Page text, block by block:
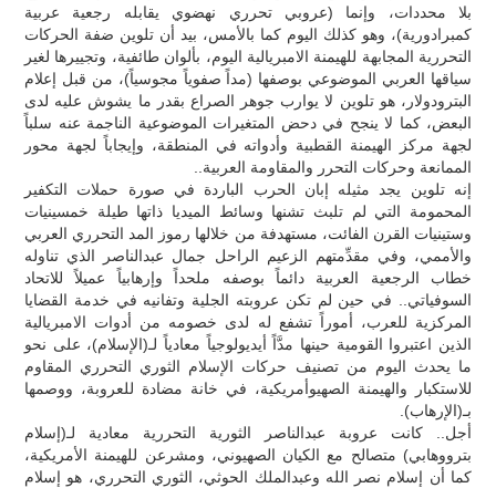
بلا محددات، وإنما (عروبي تحرري نهضوي يقابله رجعية عربية
كمبرادورية)، وهو كذلك اليوم كما بالأمس، بيد أن تلوين ضفة الحركات
التحررية المجابهة للهيمنة الامبريالية اليوم، بألوان طائفية، وتجييرها لغير
سياقها العربي الموضوعي بوصفها (مداً صفوياً مجوسياً)، من قبل إعلام
البترودولار، هو تلوين لا يوارب جوهر الصراع بقدر ما يشوش عليه لدى
البعض، كما لا ينجح في دحض المتغيرات الموضوعية الناجمة عنه سلباً
لجهة مركز الهيمنة القطبية وأدواته في المنطقة، وإيجاباً لجهة محور
الممانعة وحركات التحرر والمقاومة العربية..
إنه تلوين يجد مثيله إبان الحرب الباردة في صورة حملات التكفير
المحمومة التي لم تلبث تشنها وسائط الميديا ذاتها طيلة خمسينيات
وستينيات القرن الفائت، مستهدفة من خلالها رموز المد التحرري العربي
والأممي، وفي مقدِّمتهم الزعيم الراحل جمال عبدالناصر الذي تناوله
خطاب الرجعية العربية دائماً بوصفه ملحداً وإرهابياً عميلاً للاتحاد
السوفياتي.. في حين لم تكن عروبته الجلية وتفانيه في خدمة القضايا
المركزية للعرب، أموراً تشفع له لدى خصومه من أدوات الامبريالية
الذين اعتبروا القومية حينها مدَّاً أيديولوجياً معادياً لـ(الإسلام)، على نحو
ما يحدث اليوم من تصنيف حركات الإسلام الثوري التحرري المقاوم
للاستكبار والهيمنة الصهيوأمريكية، في خانة مضادة للعروبة، ووصمها
بـ(الإرهاب).
أجل.. كانت عروبة عبدالناصر الثورية التحررية معادية لـ(إسلام
بترووهابي) متصالح مع الكيان الصهيوني، ومشرعن للهيمنة الأمريكية،
كما أن إسلام نصر الله وعبدالملك الحوثي، الثوري التحرري، هو إسلام